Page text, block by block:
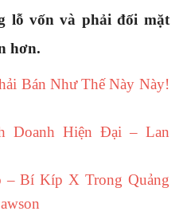
lỗ vốn và phải đối mặt
hơn.
Bán Như Thế Này Này!
Doanh Hiện Đại – Lan
– Bí Kíp X Trong Quảng